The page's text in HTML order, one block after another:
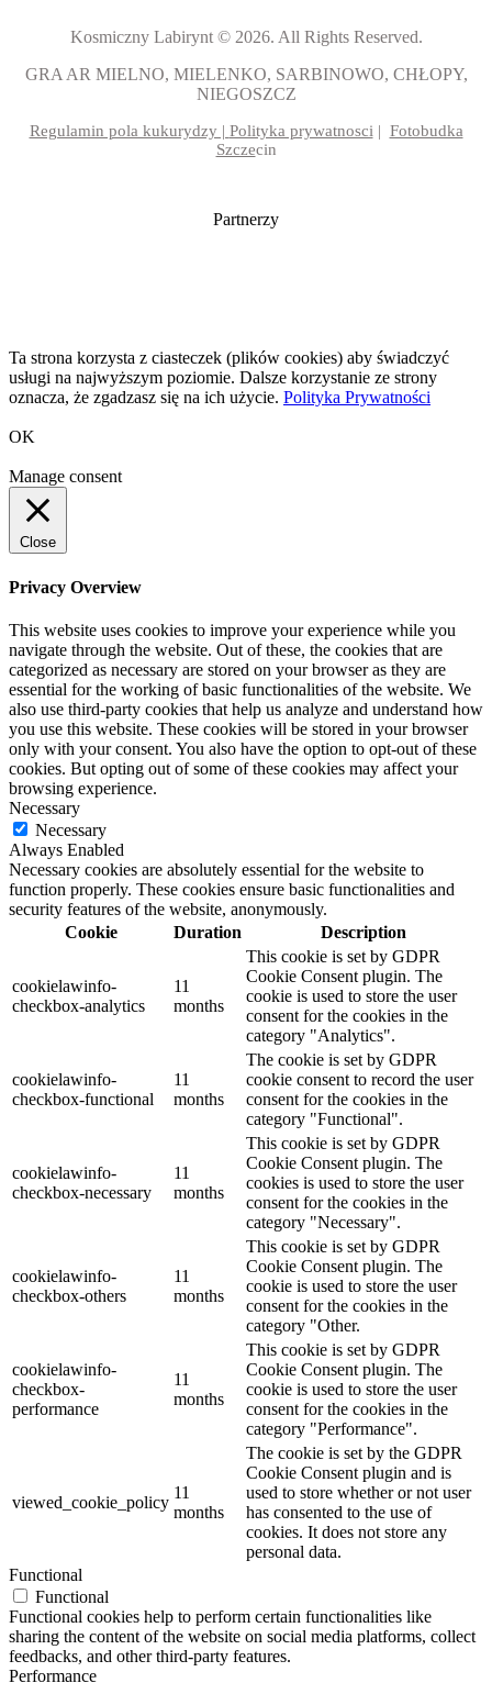
Kosmiczny Labirynt © 2026. All Rights Reserved.
GRA AR MIELNO, MIELENKO, SARBINOWO, CHŁOPY,
NIEGOSZCZ
Regulamin pola kukurydzy | Polityka prywatnosci| Fotobudka
Szczecin
Partnerzy
Ta strona korzysta z ciasteczek (plików cookies) aby świadczyć
usługi na najwyższym poziomie. Dalsze korzystanie ze strony
oznacza, że zgadzasz się na ich użycie. Polityka Prywatności
OK
Manage consent
Close
Privacy Overview
This website uses cookies to improve your experience while you
navigate through the website. Out of these, the cookies that are
categorized as necessary are stored on your browser as they are
essential for the working of basic functionalities of the website. We
also use third-party cookies that help us analyze and understand how
you use this website. These cookies will be stored in your browser
only with your consent. You also have the option to opt-out of these
cookies. But opting out of some of these cookies may affect your
browsing experience.
Necessary
Necessary
Always Enabled
Necessary cookies are absolutely essential for the website to
function properly. These cookies ensure basic functionalities and
security features of the website, anonymously.
Cookie
Duration Description
cookielawinfo-
checkbox-analytics
11
months
This cookie is set by GDPR
Cookie Consent plugin. The
cookie is used to store the user
consent for the cookies in the
category "Analytics".
cookielawinfo-
checkbox-functional
11
months
The cookie is set by GDPR
cookie consent to record the user
consent for the cookies in the
category "Functional".
cookielawinfo-
checkbox-necessary
11
months
This cookie is set by GDPR
Cookie Consent plugin. The
cookies is used to store the user
consent for the cookies in the
category "Necessary".
cookielawinfo-
checkbox-others
11
months
This cookie is set by GDPR
Cookie Consent plugin. The
cookie is used to store the user
consent for the cookies in the
category "Other.
cookielawinfo-
checkbox-
performance
11
months
This cookie is set by GDPR
Cookie Consent plugin. The
cookie is used to store the user
consent for the cookies in the
category "Performance".
viewed_cookie_policy
11
months
The cookie is set by the GDPR
Cookie Consent plugin and is
used to store whether or not user
has consented to the use of
cookies. It does not store any
personal data.
Functional
Functional
Functional cookies help to perform certain functionalities like
sharing the content of the website on social media platforms, collect
feedbacks, and other third-party features.
Performance